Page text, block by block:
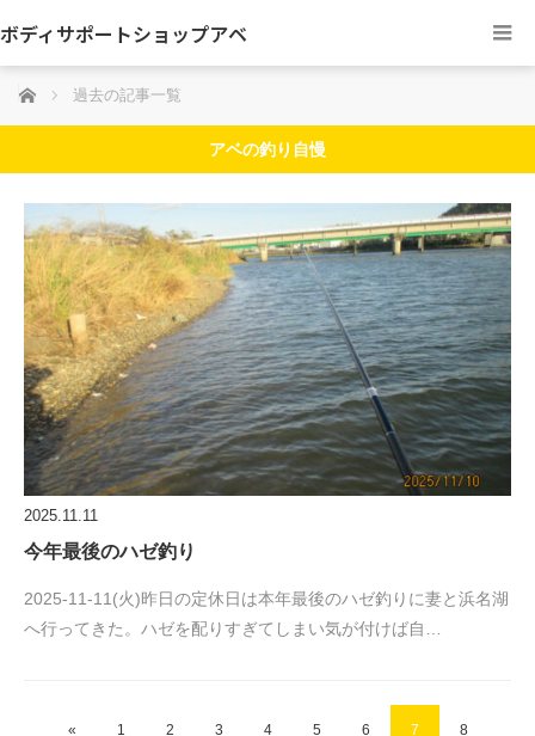
ボディサポートショップアベ
ホーム 過去の記事一覧
アベの釣り自慢
2025.11.11
今年最後のハゼ釣り
2025-11-11(火)昨日の定休日は本年最後のハゼ釣りに妻と浜名湖
へ行ってきた。ハゼを配りすぎてしまい気が付けば自…
« 1 2 3 4 5 6 7 8